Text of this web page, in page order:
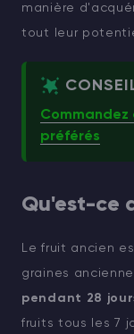
manière
tout leur
Commandez
préférés
Qu'est-ce
Le fruit ancien
graines
pendant 28
fruits tous les 7